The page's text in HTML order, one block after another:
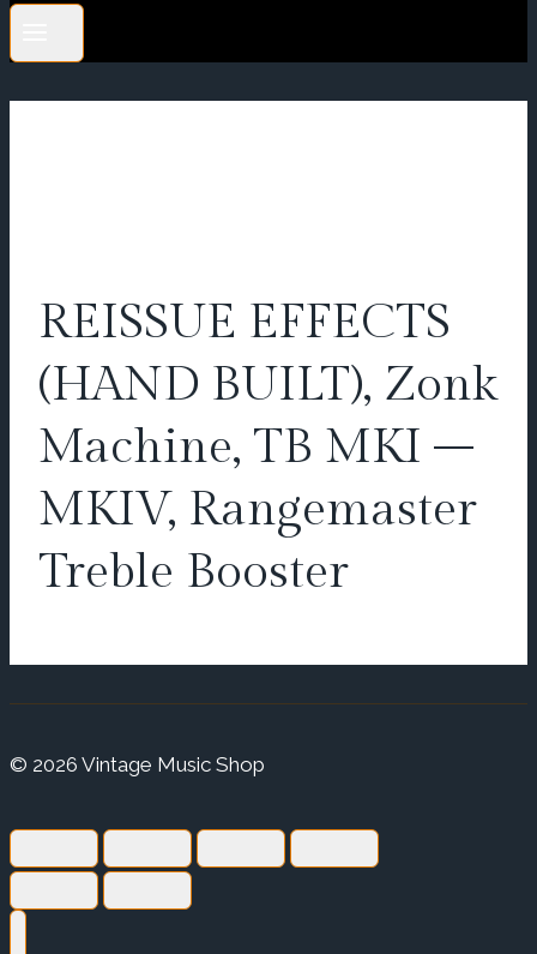
REISSUE EFFECTS
(HAND BUILT), Zonk
Machine, TB MKI –
MKIV, Rangemaster
Treble Booster
© 2026 Vintage Music Shop